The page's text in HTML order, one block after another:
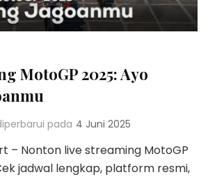
MotoGP 2025: Ayo
pada 4 Juni 2025
– Nonton live streaming MotoGP
jadwal lengkap, platform resmi,